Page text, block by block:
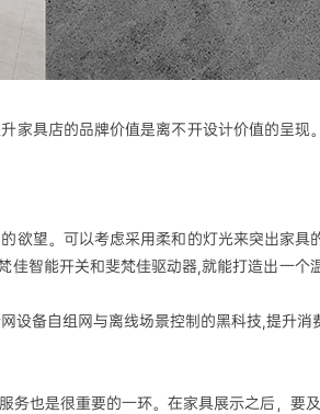
家具店的品牌价值是离不开设计价值的呈
欲望。可以考虑采用柔和的灯光来突出家
佳智能开关和斐梵佳驱动器,就能打造出一个
设备自组网与离线场景控制的黑科技,提升
务也是很重要的一环。在家具展示之后，